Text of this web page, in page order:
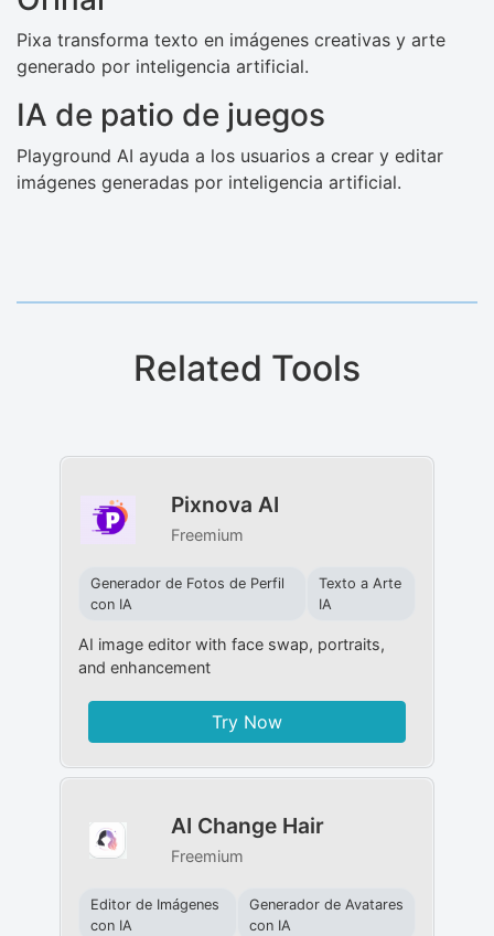
Pixa transforma texto en imágenes creativas y arte
generado por inteligencia artificial.
IA de patio de juegos
Playground AI ayuda a los usuarios a crear y editar
imágenes generadas por inteligencia artificial.
Related Tools
Pixnova AI
Freemium
Generador de Fotos de Perfil
con IA
Texto a Arte
IA
AI image editor with face swap, portraits,
and enhancement
Try Now
AI Change Hair
Freemium
Editor de Imágenes
con IA
Generador de Avatares
con IA